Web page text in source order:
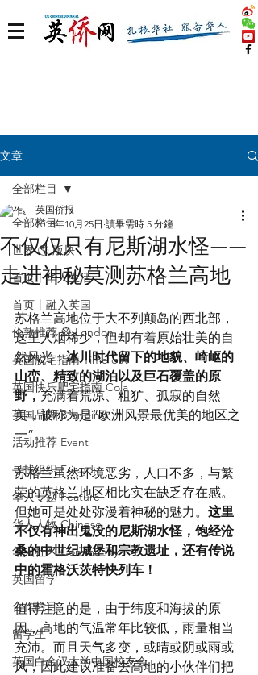
文章
全部栏目
世界 🌎 版块
首页丨华人生活
首页丨融入英国
伦敦推荐 🎡 London
英国脱宅指南 Time out
英国快乐肥宅指南 Cola
英国品牌 Branding
活动推荐 Event
寻找组织 Friends
华人专题 Feature
华人人物 Chinese
华人社区 Community
英国留学
合作栏目
留学生
英国白金汉大学中国校友会
全部栏目
不仅仅只有尼斯湖水怪——
走进神秘莫测苏格兰高地
英国侨报
2018年10月25日 讀畢需時 5 分鐘
苏格兰高地位于大不列颠岛的西北部，
这里人烟稀少，但却有着原始壮美的自
然风光：冰川时代留下的地貌、崎岖的
山峦、精致的湖泊以及巨石覆盖的原
野，充满着荒凉、粗犷、孤寂的自然
美，被称为是“欧洲风景最优美的地区之
一”。
苏格兰虽然环境恶劣，人口不多，与繁
荣的英格兰地区相比实在缺乏存在感。
但她可是处处弥漫着神秘的魅力。 这里
不仅有神出鬼没的尼斯湖水怪，饱经沧
桑的中世纪城堡和宗教遗址，还有传说
中的霍格沃茨特快列车！
值得注意的是，由于纬度和海拔的原
因，高地的气温常年比较低，雨量相当
充沛。而且天气多变，或晴或阴或雨或
风，因此建议准备去高地的小伙伴们把